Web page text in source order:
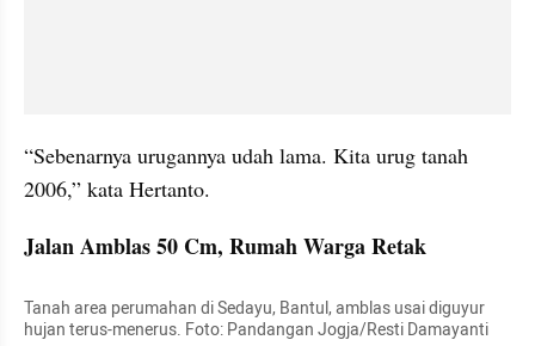
“Sebenarnya urugannya udah lama. Kita urug tanah
2006,” kata Hertanto.
Jalan Amblas 50 Cm, Rumah Warga Retak
Tanah area perumahan di Sedayu, Bantul, amblas usai diguyur
hujan terus-menerus. Foto: Pandangan Jogja/Resti Damayanti